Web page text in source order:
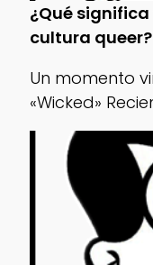
¿Qué significa
cultura queer?
Un momento
«Wicked»